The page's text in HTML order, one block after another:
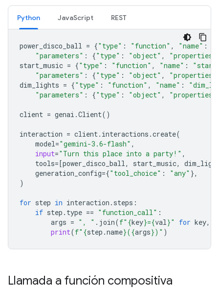
Python JavaScript REST
power_disco_ball = {"type" : "function" , "name" :
"parameters" : {"type" : "object" , "properties"
start_music = {"type" : "function" , "name" :
"parameters" : {"type" : "object" , "properties"
dim_lights = {"type" : "function" , "name" :
"parameters" : {"type" : "object" , "properties"
client = genai .Client()
interaction = client. interactions .create(
model="gemini-3.6-flash" ,
input="Turn this place into a party!" ,
tools= [power_disco_ball, start_music,
generation_config={"tool_choice" : "any" },
)
for step in interaction . steps :
if step . type == "function_call" :
args = ", " . join(f" {key}={val}" for key,
print(f" {step .name}({args})" )
Llamada a función compositiva